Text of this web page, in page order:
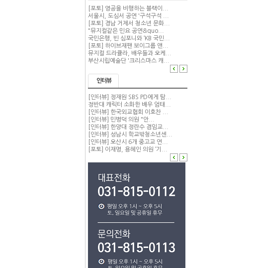
[포토] 영공을 비행하는 블랙이...
서울시, 도심서 공연 '구석구석 ...
[포토] 경남 거제서 청소년 문화...
"뮤지컬같은 민요 공연&quo...
국민은행, 빈 심포니와 ‘KB 국민...
[포토] 하이브재팬 보이그룹 앤...
뮤지컬 드라큘라, 배우들과 오케...
부산시립예술단 '크리스마스 캐...
인터뷰
[인터뷰] 정재원 SBS PD에게 탐...
정반대 캐릭터 소화한 배우 엄태...
[인터뷰] 한국외교협회 이호찬 ...
[인터뷰] 민병덕 의원 "안...
[인터뷰] 한양대 정란수 겸임교...
[인터뷰] 성남시 학교밖청소년센...
[인터뷰] 오산시 6개 중고교 연...
[포토] 이재명, 용혜인 의원 ‘기...